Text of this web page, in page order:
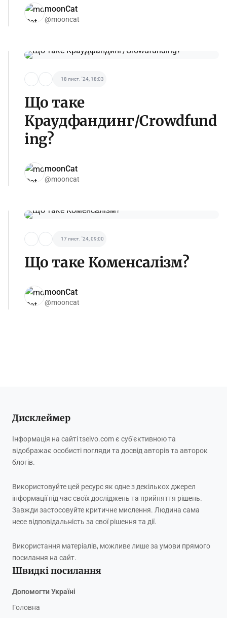
moonCat
@mooncat
18 лист. '24, 18:03
Що таке
Краудфандинг/Crowdfund
ing?
moonCat
@mooncat
17 лист. '24, 09:00
Що таке Коменсалізм?
moonCat
@mooncat
Дисклеймер
Інформація на сайті tseivo.com є суб'єктивною та
відображає особисті погляди та досвід авторів та авторок
блогів.
Використовуйте цей ресурс як одне з декількох джерел
інформації під час своїх досліджень та прийняття рішень.
Завжди застосовуйте критичне мислення. Людина сама
несе відповідальність за свої рішення та дії.
Використання матеріалів, можливе лише за умови прямого
посилання на сайт.
Швидкі посилання
Допомогти Україні
Головна